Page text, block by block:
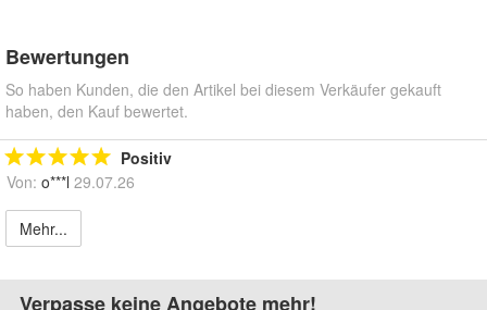
Bewertungen
So haben Kunden, die den Artikel bei diesem Verkäufer gekauft
haben, den Kauf bewertet.
Positiv
Von: o***l 29.07.26
Mehr...
Verpasse keine Angebote mehr!